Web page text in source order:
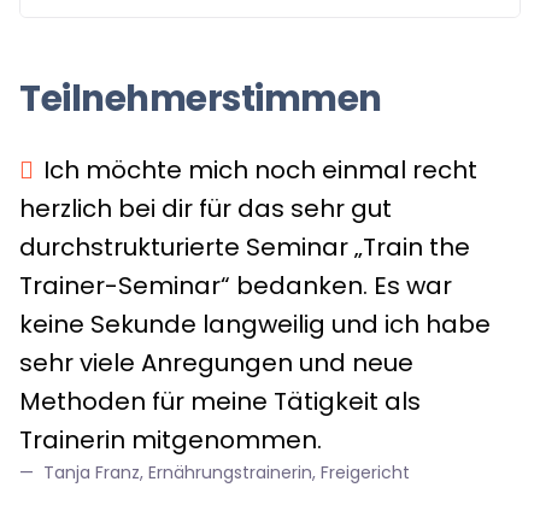
Teilnehmerstimmen
Ich möchte mich noch einmal recht
herzlich bei dir für das sehr gut
durchstrukturierte Seminar „Train the
Trainer-Seminar“ bedanken. Es war
keine Sekunde langweilig und ich habe
sehr viele Anregungen und neue
Methoden für meine Tätigkeit als
Trainerin mitgenommen.
Tanja Franz, Ernährungstrainerin, Freigericht